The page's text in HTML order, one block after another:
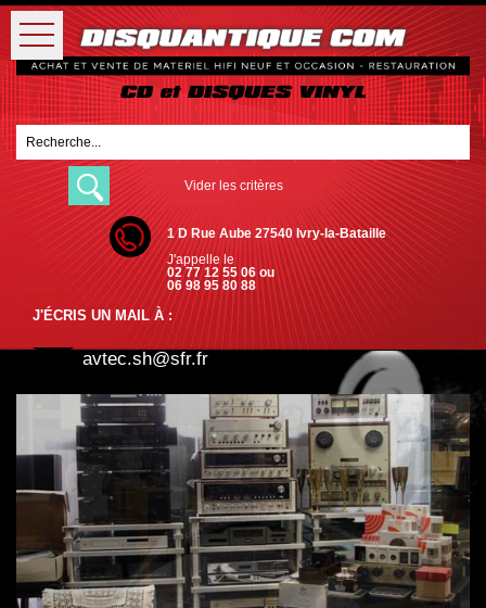
Vider les critères
1 D Rue Aube 27540 Ivry-la-Bataille
J'appelle le
02 77 12 55 06 ou
06 98 95 80 88
J'ÉCRIS UN MAIL À :
avtec.sh@sfr.fr